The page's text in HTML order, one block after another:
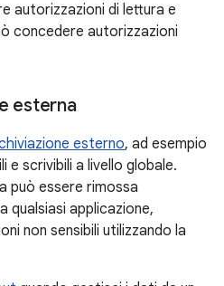
autorizzazioni di lettura e
concedere autorizzazioni
esterna
esterno, ad esempio
e scrivibili a livello globale.
può essere rimossa
qualsiasi applicazione,
non sensibili utilizzando la